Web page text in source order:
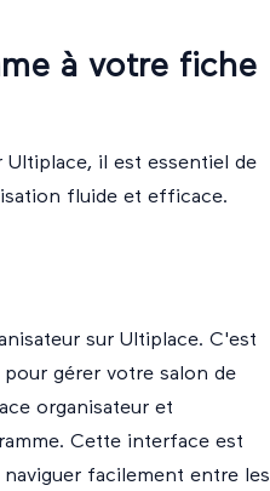
à votre fiche
il est essentiel de
fluide et efficace.
sur Ultiplace. C'est
gérer votre salon de
organisateur et
Cette interface est
facilement entre les